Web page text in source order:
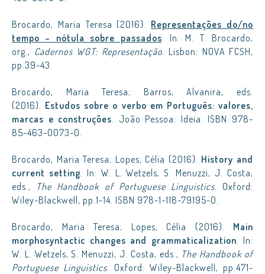
Brocardo, Maria Teresa (2016). Representações do/no
tempo – nótula sobre passados. In: M. T. Brocardo,
org., Cadernos WGT: Representação. Lisbon: NOVA FCSH,
pp.39-43.
Brocardo, Maria Teresa; Barros, Alvanira, eds.
(2016). Estudos sobre o verbo em Português: valores,
marcas e construções. João Pessoa: Ideia. ISBN 978-
85-463-0073-0.
Brocardo, Maria Teresa; Lopes, Célia (2016). History and
current setting. In: W. L. Wetzels, S. Menuzzi, J. Costa,
eds.,
The Handbook of Portuguese Linguistics. Oxford:
Wiley-Blackwell, pp.1-14. ISBN 978-1-118-79195-0.
Brocardo, Maria Teresa; Lopes, Célia (2016). Main
morphosyntactic changes and grammaticalization. In:
W. L. Wetzels, S. Menuzzi, J. Costa, eds., The Handbook of
Portuguese Linguistics. Oxford: Wiley-Blackwell, pp.471-